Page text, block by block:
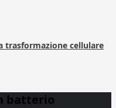
trasformazione cellulare
batterio